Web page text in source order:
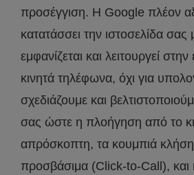
προσέγγιση. Η Google πλέον
κατατάσσει την ιστοσελίδα
εμφανίζεται και λειτουργεί
κινητά τηλέφωνα, όχι για
σχεδιάζουμε και
σας ώστε η πλοήγηση από το
απρόσκοπτη, τα κουμπιά
προσβάσιμα (Click-to-Call), και